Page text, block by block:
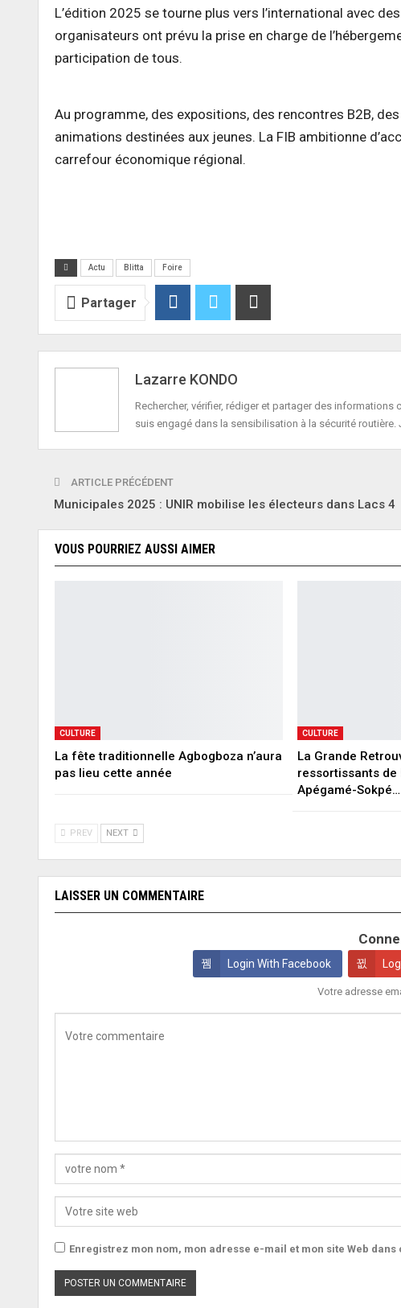
L’édition 2025 se tourne plus vers l’international avec
organisateurs ont prévu la prise en charge de
participation de tous.
Au programme, des expositions, des rencontres B2B,
animations destinées aux jeunes. La FIB ambitionne
carrefour économique régional.
Actu Blitta Foire
Partager
Lazarre KONDO
Rechercher, vérifier, rédiger et partager des
suis engagé dans la sensibilisation à la sécurité
ARTICLE PRÉCÉDENT
Municipales 2025 : UNIR mobilise les électeurs dans Lacs 4
VOUS POURRIEZ AUSSI AIMER
CULTURE
La fête traditionnelle Agbogboza n’aura
pas lieu cette année
CULTURE
La Grande
ressortissants de
Apégamé-Sokpé…
PREV NEXT
LAISSER UN COMMENTAIRE
Login With Facebook
Votre adresse
Enregistrez mon nom, mon adresse e-mail et mon site Web